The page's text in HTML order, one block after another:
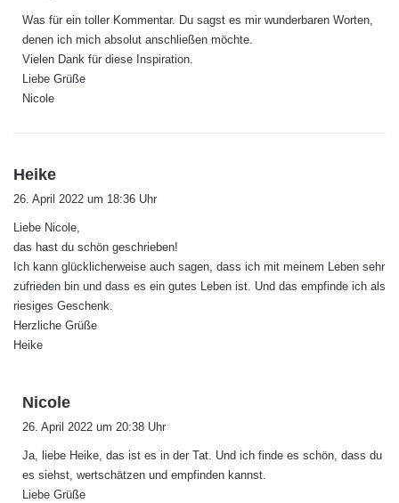
t
:
Was für ein toller Kommentar. Du sagst es mir wunderbaren Worten,
denen ich mich absolut anschließen möchte.
Vielen Dank für diese Inspiration.
Liebe Grüße
Nicole
Heike
a
t
:
26. April 2022 um 18:36 Uhr
Liebe Nicole,
das hast du schön geschrieben!
Ich kann glücklicherweise auch sagen, dass ich mit meinem Leben sehr
zufrieden bin und dass es ein gutes Leben ist. Und das empfinde ich als
riesiges Geschenk.
Herzliche Grüße
Heike
Nicole
a
t
:
26. April 2022 um 20:38 Uhr
Ja, liebe Heike, das ist es in der Tat. Und ich finde es schön, dass du
es siehst, wertschätzen und empfinden kannst.
Liebe Grüße